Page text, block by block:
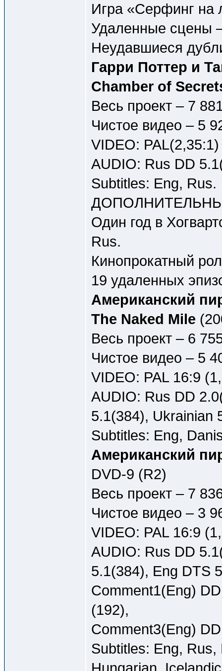
Игра «Серфинг на
Удаленные сцены
Неудавшиеся
Гарри Поттер и
Chamber of
Весь проект – 7
Чистое видео – 5
VIDEO:
AUDIO: Rus DD
Subtitles: Eng, Rus.
Один год в
Rus.
Кинопрокатный
19 удаленных
Американский
The Naked Mile
Весь проект – 6
Чистое видео – 5
VIDEO: PAL 16:9
AUDIO: Rus DD
5.1(384), Ukrainian
Subtitles: Eng,
Американский
DVD-9 (R2)
Весь проект – 7
Чистое видео – 3
VIDEO: PAL 16:9
AUDIO: Rus DD
5.1(384), Eng DTS
Comment1(Eng)
(192),
Comment3(Eng)
Subtitles: Eng,